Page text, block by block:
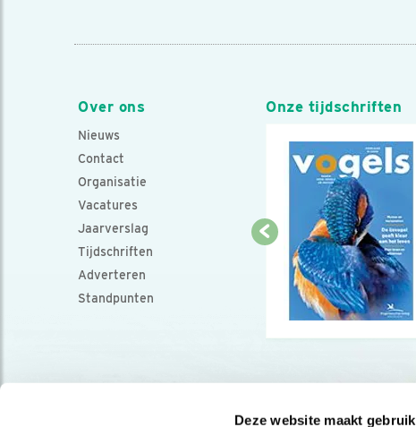
Deze website maakt
Over ons
Nieuws
Contact
Organisatie
Vacatures
Jaarverslag
Tijdschriften
Adverteren
Standpunten
Onze tijdschriften